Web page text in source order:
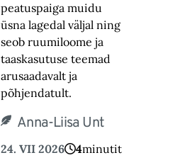
peatuspaiga muidu
üsna lagedal väljal ning
seob ruumiloome ja
taaskasutuse teemad
arusaadavalt ja
põhjendatult.
Anna-Liisa Unt
24. VII 2026 4minutit